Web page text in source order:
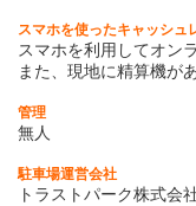
スマホを使ったキャッシュ
スマホを利用してオン
また、現地に精算機が
管理
無人
駐車場運営会社
トラストパーク株式会